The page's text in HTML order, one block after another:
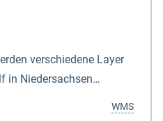
die dem
erhöhten Tiden, vor allem
bestimmt sind (§2 Abs.3
durch Widmung, die
verschiedene Layer
in Niedersachsen
Wolfsterritorien im
WMS